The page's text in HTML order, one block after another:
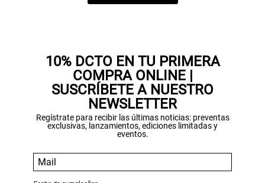
10% DCTO EN TU PRIMERA
COMPRA ONLINE |
SUSCRÍBETE A NUESTRO
NEWSLETTER
Regístrate para recibir las últimas noticias: preventas
exclusivas, lanzamientos, ediciones limitadas y
eventos.